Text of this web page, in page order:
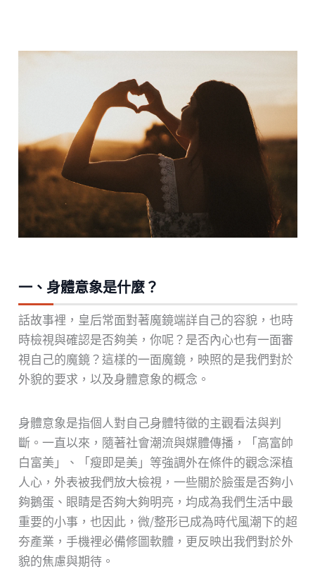
一、身體意象是什麼？
話故事裡，皇后常面對著魔鏡端詳自己的容貌，也時
時檢視與確認是否夠美，你呢？是否內心也有一面審
視自己的魔鏡？這樣的一面魔鏡，映照的是我們對於
外貌的要求，以及身體意象的概念。
身體意象是指個人對自己身體特徵的主觀看法與判
斷。一直以來，隨著社會潮流與媒體傳播，「高富帥
白富美」、「瘦即是美」等強調外在條件的觀念深植
人心，外表被我們放大檢視，一些關於臉蛋是否夠小
夠鵝蛋、眼睛是否夠大夠明亮，均成為我們生活中最
重要的小事，也因此，微/整形已成為時代風潮下的超
夯產業，手機裡必備修圖軟體，更反映出我們對於外
貌的焦慮與期待。